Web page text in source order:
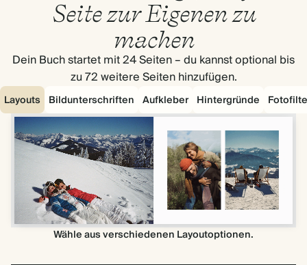
Seite zur Eigenen zu
machen
Dein Buch startet mit 24 Seiten – du kannst optional bis
zu 72 weitere Seiten hinzufügen.
Layouts Bildunterschriften Aufkleber Hintergründe
Wähle aus verschiedenen Layoutoptionen.